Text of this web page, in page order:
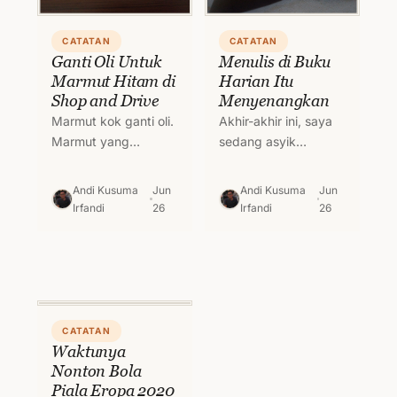
CATATAN
Ganti Oli Untuk
Marmut Hitam di
Shop and Drive
Marmut kok ganti oli.
Marmut yang
marmut loh. Tapi
Andi Kusuma
Irfandi
Jun
26
CATATAN
Menulis di Buku
Harian Itu
Menyenangkan
Akhir-akhir ini, saya
sedang asyik
harian saat malam
Andi Kusuma
Irfandi
Jun
26
CATATAN
Waktunya
Nonton Bola
Piala Eropa 2020